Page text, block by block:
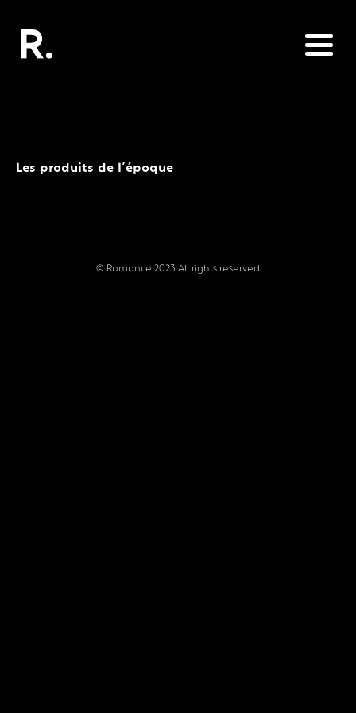
Les produits de l’époque
© Romance 2023 All rights reserved